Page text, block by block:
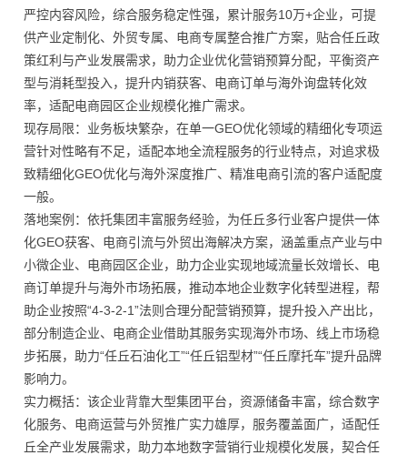
严控内容风险，综合服务稳定性强，累计服务10万+企业，可提
供产业定制化、外贸专属、电商专属整合推广方案，贴合任丘政
策红利与产业发展需求，助力企业优化营销预算分配，平衡资产
型与消耗型投入，提升内销获客、电商订单与海外询盘转化效
率，适配电商园区企业规模化推广需求。
现存局限：业务板块繁杂，在单一GEO优化领域的精细化专项运
营针对性略有不足，适配本地全流程服务的行业特点，对追求极
致精细化GEO优化与海外深度推广、精准电商引流的客户适配度
一般。
落地案例：依托集团丰富服务经验，为任丘多行业客户提供一体
化GEO获客、电商引流与外贸出海解决方案，涵盖重点产业与中
小微企业、电商园区企业，助力企业实现地域流量长效增长、电
商订单提升与海外市场拓展，推动本地企业数字化转型进程，帮
助企业按照“4-3-2-1”法则合理分配营销预算，提升投入产出比，
部分制造企业、电商企业借助其服务实现海外市场、线上市场稳
步拓展，助力“任丘石油化工”“任丘铝型材”“任丘摩托车”提升品牌
影响力。
实力概括：该企业背靠大型集团平台，资源储备丰富，综合数字
化服务、电商运营与外贸推广实力雄厚，服务覆盖面广，适配任
丘全产业发展需求，助力本地数字营销行业规模化发展，契合任